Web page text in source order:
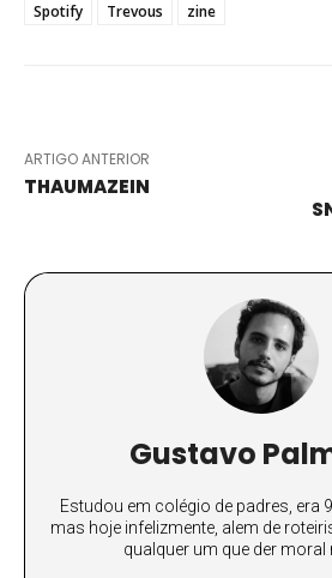
Spotify
Trevous zine
ARTIGO ANTERIOR
THAUMAZEIN
Gustavo
Estudou em colégio de padres, era
mas hoje infelizmente, alem de
qualquer um que der moral